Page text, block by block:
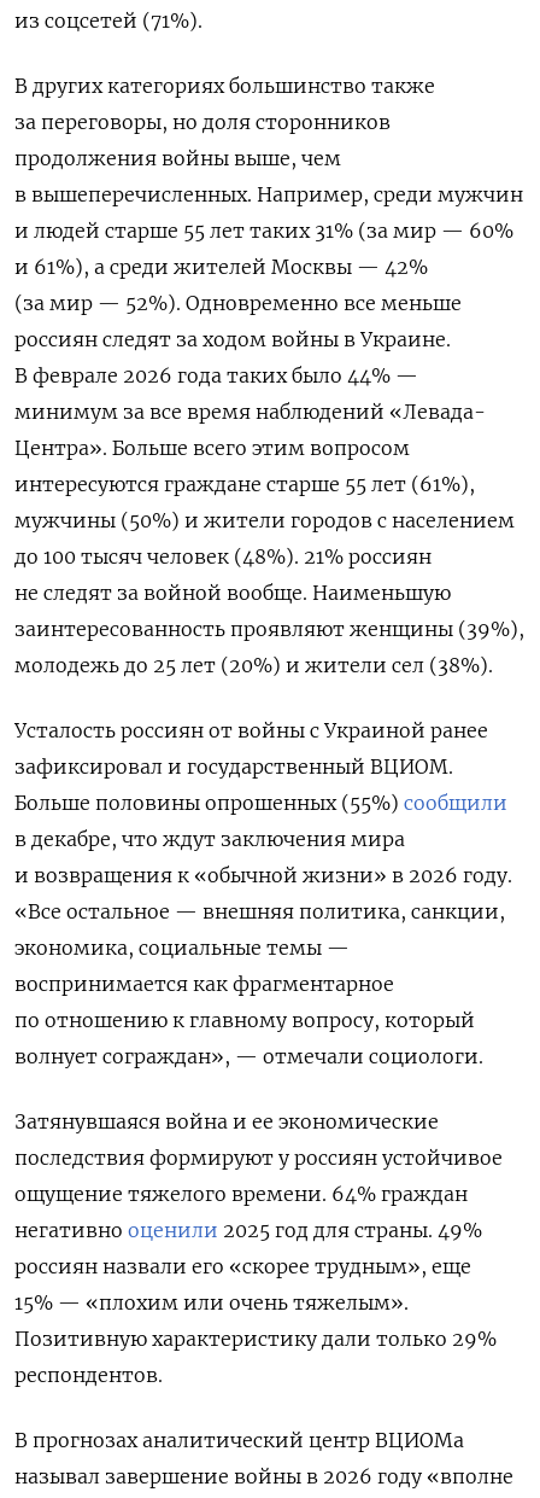
из соцсетей (71%).
В других категориях большинство также
за переговоры, но доля сторонников
продолжения войны выше, чем
в вышеперечисленных. Например, среди мужчин
и людей старше 55 лет таких 31% (за мир — 60%
и 61%), а среди жителей Москвы — 42%
(за мир — 52%). Одновременно все меньше
россиян следят за ходом войны в Украине.
В феврале 2026 года таких было 44% —
минимум за все время наблюдений «Левада-
Центра». Больше всего этим вопросом
интересуются граждане старше 55 лет (61%),
мужчины (50%) и жители городов с населением
до 100 тысяч человек (48%). 21% россиян
не следят за войной вообще. Наименьшую
заинтересованность проявляют женщины (39%),
молодежь до 25 лет (20%) и жители сел (38%).
Усталость россиян от войны с Украиной ранее
зафиксировал и государственный ВЦИОМ.
Больше половины опрошенных (55%) сообщили
в декабре, что ждут заключения мира
и возвращения к «обычной жизни» в 2026 году.
«Все остальное — внешняя политика, санкции,
экономика, социальные темы —
воспринимается как фрагментарное
по отношению к главному вопросу, который
волнует сограждан», — отмечали социологи.
Затянувшаяся война и ее экономические
последствия формируют у россиян устойчивое
ощущение тяжелого времени. 64% граждан
негативно оценили 2025 год для страны. 49%
россиян назвали его «скорее трудным», еще
15% — «плохим или очень тяжелым».
Позитивную характеристику дали только 29%
респондентов.
В прогнозах аналитический центр ВЦИОМа
называл завершение войны в 2026 году «вполне